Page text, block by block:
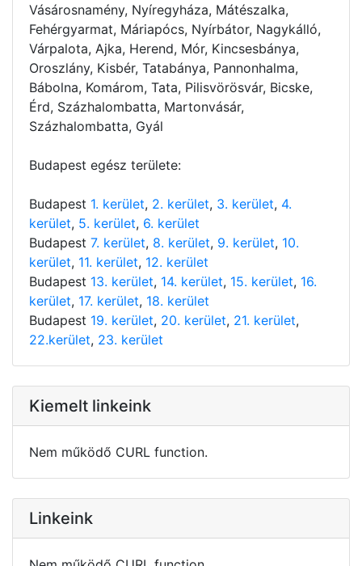
Vásárosnamény, Nyíregyháza, Mátészalka,
Fehérgyarmat, Máriapócs, Nyírbátor, Nagykálló,
Várpalota, Ajka, Herend, Mór, Kincsesbánya,
Oroszlány, Kisbér, Tatabánya, Pannonhalma,
Bábolna, Komárom, Tata, Pilisvörösvár, Bicske,
Érd, Százhalombatta, Martonvásár,
Százhalombatta, Gyál
Budapest egész területe:
Budapest 1. kerület, 2. kerület, 3. kerület, 4.
kerület, 5. kerület, 6. kerület
Budapest 7. kerület, 8. kerület, 9. kerület, 10.
kerület, 11. kerület, 12. kerület
Budapest 13. kerület, 14. kerület, 15. kerület, 16.
kerület, 17. kerület, 18. kerület
Budapest 19. kerület, 20. kerület, 21. kerület,
22.kerület, 23. kerület
Kiemelt linkeink
Nem működő CURL function.
Linkeink